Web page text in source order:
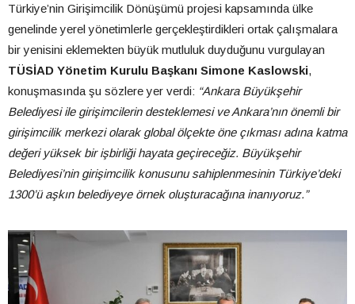
Türkiye’nin Girişimcilik Dönüşümü projesi kapsamında ülke
genelinde yerel yönetimlerle gerçekleştirdikleri ortak çalışmalara
bir yenisini eklemekten büyük mutluluk duyduğunu vurgulayan
TÜSİAD Yönetim Kurulu Başkanı Simone Kaslowski,
konuşmasında şu sözlere yer verdi: “Ankara Büyükşehir
Belediyesi ile girişimcilerin desteklemesi ve Ankara’nın önemli bir
girişimcilik merkezi olarak global ölçekte öne çıkması adına katma
değeri yüksek bir işbirliği hayata geçireceğiz. Büyükşehir
Belediyesi’nin girişimcilik konusunu sahiplenmesinin Türkiye’deki
1300’ü aşkın belediyeye örnek oluşturacağına inanıyoruz.”